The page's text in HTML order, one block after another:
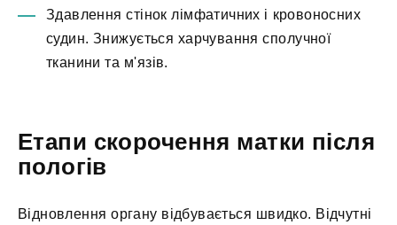
Здавлення стінок лімфатичних і кровоносних
судин. Знижується харчування сполучної
тканини та м'язів.
Етапи скорочення матки після
пологів
Відновлення органу відбувається швидко. Відчутні